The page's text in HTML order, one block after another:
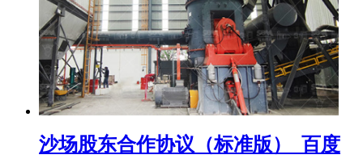
沙场股东合作协议（标准版）_百度